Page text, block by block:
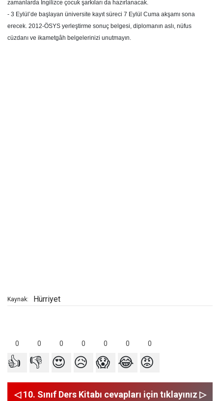
zamanlarda İngilizce çocuk şarkıları da hazırlanacak.
- 3 Eylül’de başlayan üniversite kayıt süreci 7 Eylül Cuma akşamı sona
erecek. 2012-ÖSYS yerleştirme sonuç belgesi, diplomanın aslı, nüfus
cüzdanı ve ikametgâh belgelerinizi unutmayın.
Kaynak: Hürriyet
0 0 0 0 0 0 0
👍 👎 😍 😥 😱 😂 😡
◁ 10. Sınıf Ders Kitabı cevapları için tıklayınız ▷